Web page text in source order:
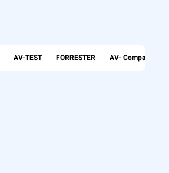
AV-TEST FORRESTER AV- Comparatives